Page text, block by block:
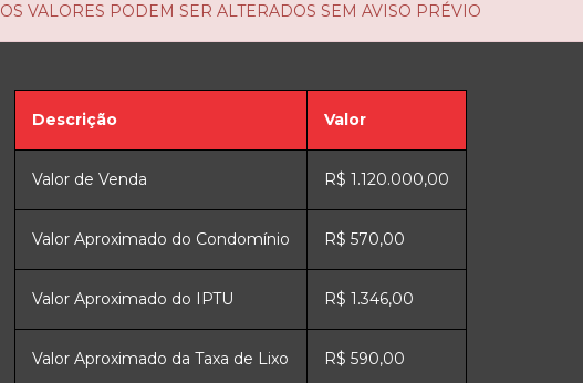
OS VALORES PODEM SER ALTERADOS SEM AVISO PRÉVIO
Descrição Valor
Valor de Venda R$ 1.120.000,00
Valor Aproximado do Condomínio R$ 570,00
Valor Aproximado do IPTU R$ 1.346,00
Valor Aproximado da Taxa de Lixo R$ 590,00